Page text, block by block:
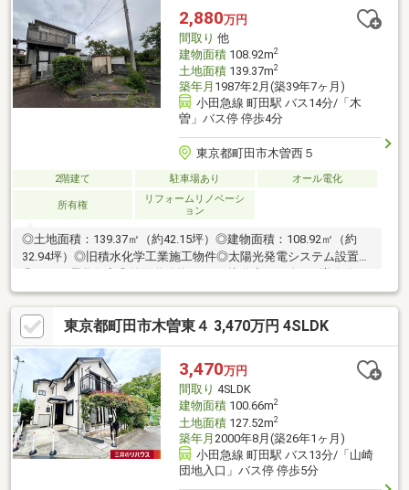
2,880万円
間取り 他
建物面積108.92m2
土地面積139.37m2
築年月 1987年2月(築39年7ヶ月)
小田急線 町田駅 バス14分/「木
曽」バス停 停歩4分
東京都町田市木曽西５
2階建て 駐車場あり オール電化
所有権
リフォームリノベーシ
ョン
◎土地面積：139.37㎡（約42.15坪）◎建物面積：108.92㎡（約
32.94坪）◎旧積水化学工業施工物件◎太陽光発電システム設置済
済・1階・2階キッチン交換・勝手口設置（1階）、ユニットバス
交換、洗面化粧台交換、トイレ交換、外階段設置※1階・2階は分
離しており、2階へは外階段から入ります。また、2階は2026年7
月9日現在、空室です。
東京都町田市木曽東４ 3,470万円 4SLDK
3,470万円
間取り 4SLDK
建物面積100.66m2
土地面積127.52m2
築年月 2000年8月(築26年1ヶ月)
小田急線 町田駅 バス13分/「山崎
団地入口」バス停 停歩5分